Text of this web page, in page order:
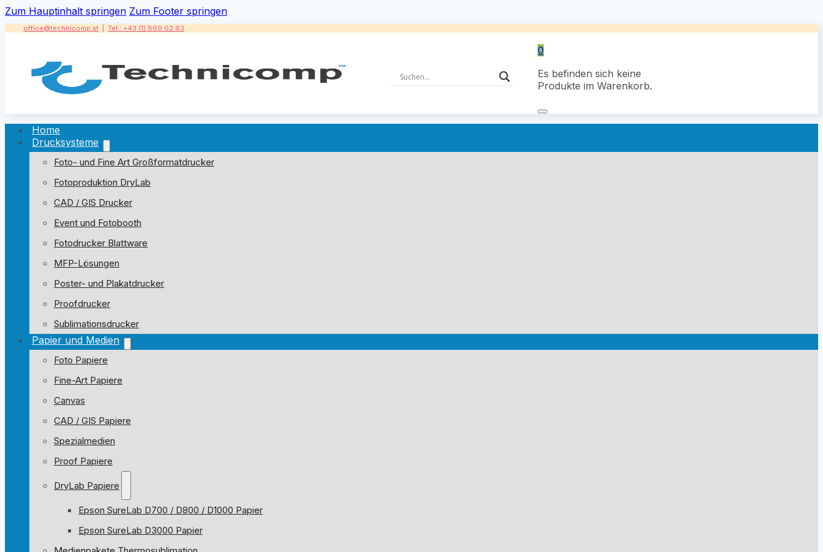
Zum Hauptinhalt springen Zum Footer springen
office@technicomp.at Tel.: +43 (1) 869 62 63
0
Es befinden sich keine
Produkte im Warenkorb.
Home
Drucksysteme
Foto- und Fine Art Großformatdrucker
Fotoproduktion DryLab
CAD / GIS Drucker
Event und Fotobooth
Fotodrucker Blattware
MFP-Lösungen
Poster- und Plakatdrucker
Proofdrucker
Sublimationsdrucker
Papier und Medien
Foto Papiere
Fine-Art Papiere
Canvas
CAD / GIS Papiere
Spezialmedien
Proof Papiere
DryLab Papiere
Epson SureLab D700 / D800 / D1000 Papier
Epson SureLab D3000 Papier